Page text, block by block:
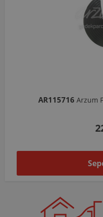
AR103206Arzum Shake'N